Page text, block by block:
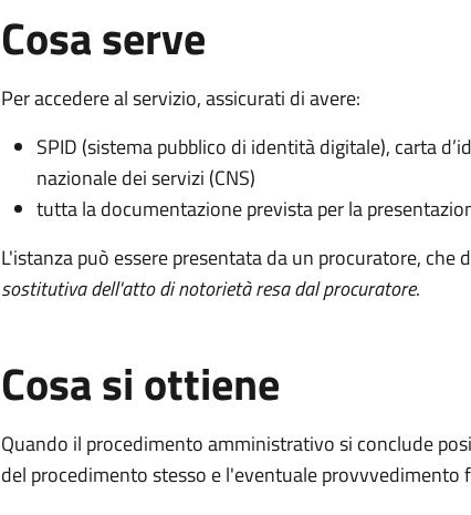
Cosa serve
Per accedere al servizio, assicurati di avere:
SPID (sistema pubblico di identità digitale), carta
nazionale dei servizi (CNS)
tutta la documentazione prevista per la
L'istanza può essere presentata da un procuratore, che
sostitutiva dell'atto di notorietà resa dal procuratore.
Cosa si ottiene
Quando il procedimento amministrativo si conclude
del procedimento stesso e l'eventuale provvvedimento